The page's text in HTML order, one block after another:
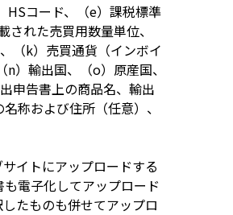
HSコード、（e）課税標準
れた売買用数量単位、
（k）売買通貨（インボイ
）輸出国、（o）原産国、
申告書上の商品名、輸出
称および住所（任意）、
イトにアップロードする
電子化してアップロード
たものも併せてアップロ